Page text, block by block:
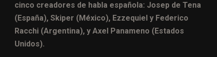
cinco creadores de habla española: Josep de Tena
(España), Skiper (México), Ezzequiel y Federico
Racchi (Argentina), y Axel Panameno (Estados
Unidos).